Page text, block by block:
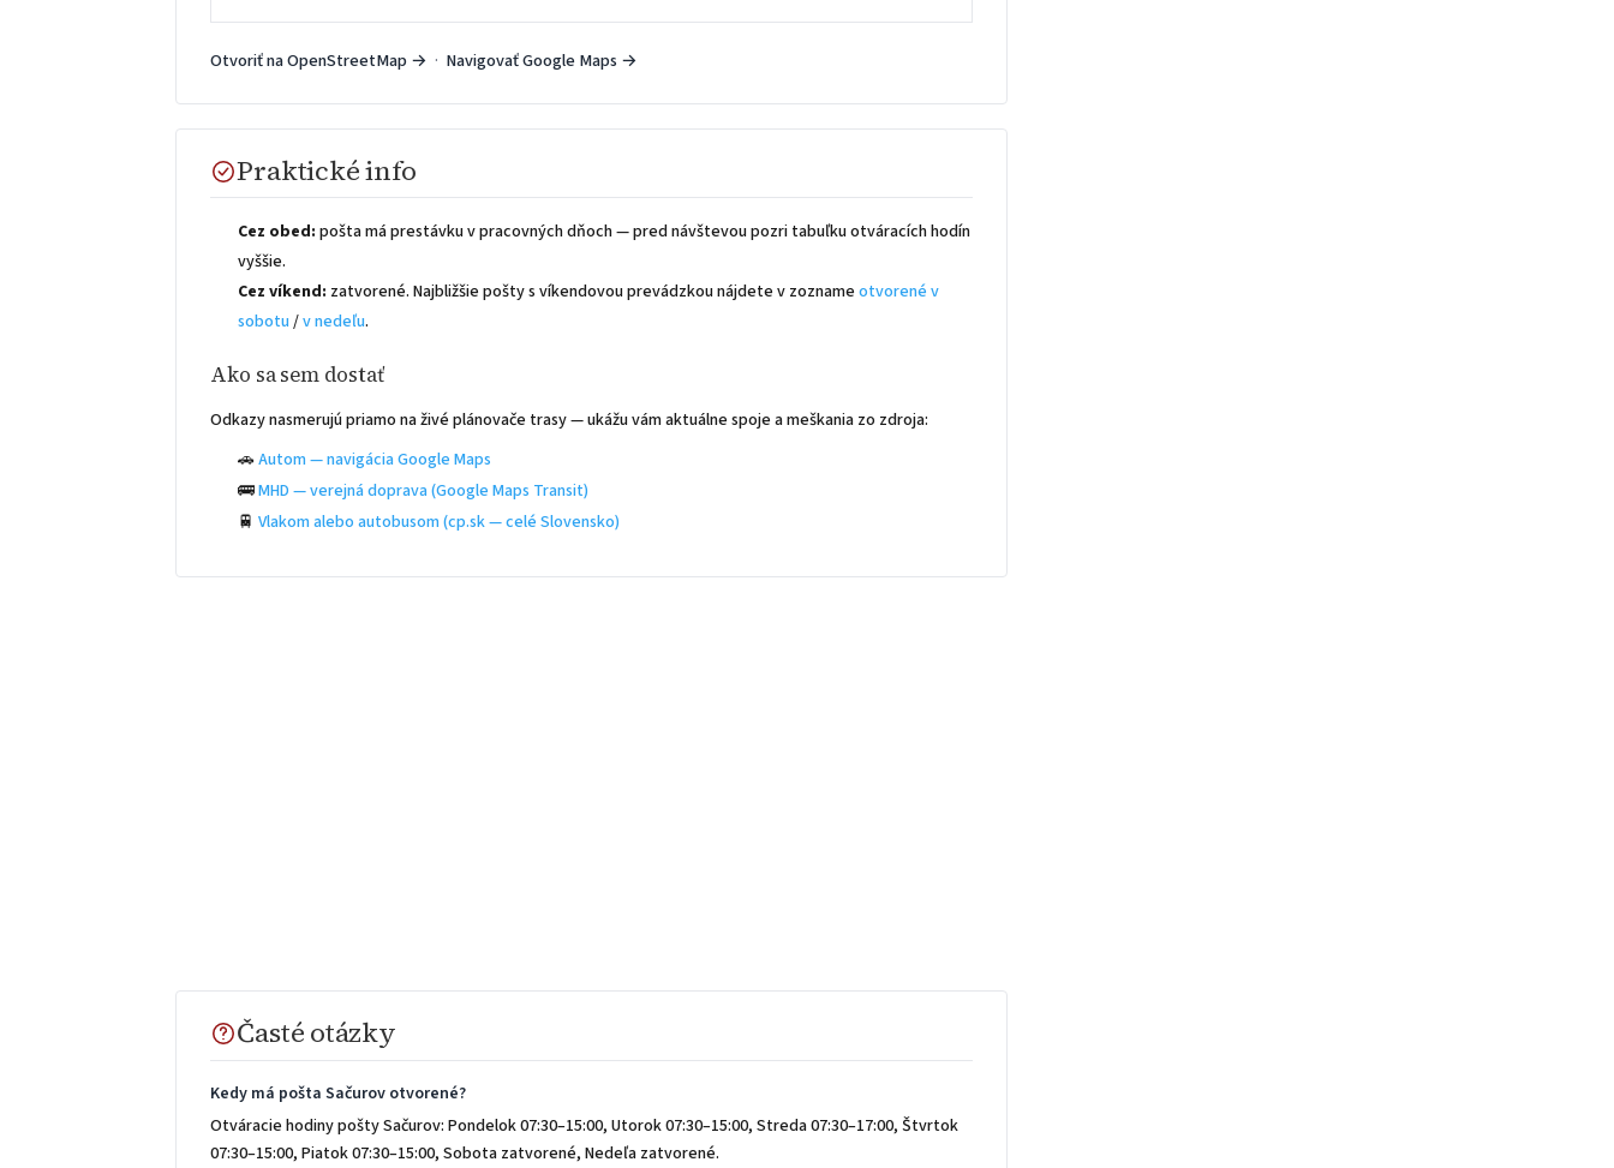
Otvoriť na OpenStreetMap → · Navigovať Google Maps →
Praktické info
Cez obed: pošta má prestávku v pracovných dňoch — pred návštevou pozri tabuľku otváracích hodín
vyššie.
Cez víkend: zatvorené. Najbližšie pošty s víkendovou prevádzkou nájdete v zozname otvorené v
sobotu /v nedeľu.
Ako sa sem dostať
Odkazy nasmerujú priamo na živé plánovače trasy — ukážu vám aktuálne spoje a meškania zo zdroja:
🚗Autom — navigácia Google Maps
🚌MHD — verejná doprava (Google Maps Transit)
🚆 Vlakom alebo autobusom (cp.sk — celé Slovensko)
Časté otázky
Kedy má pošta Sačurov otvorené?
Otváracie hodiny pošty Sačurov: Pondelok 07:30–15:00, Utorok 07:30–15:00, Streda 07:30–17:00, Štvrtok
07:30–15:00, Piatok 07:30–15:00, Sobota zatvorené, Nedeľa zatvorené.